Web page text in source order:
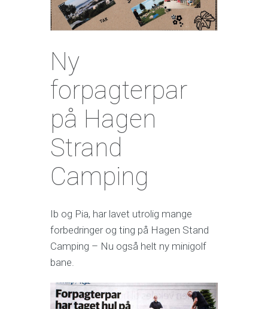
Ny
forpagterpar
på Hagen
Strand
Camping
Ib og Pia, har lavet utrolig mange
forbedringer og ting på Hagen Stand
Camping – Nu også helt ny minigolf
bane.